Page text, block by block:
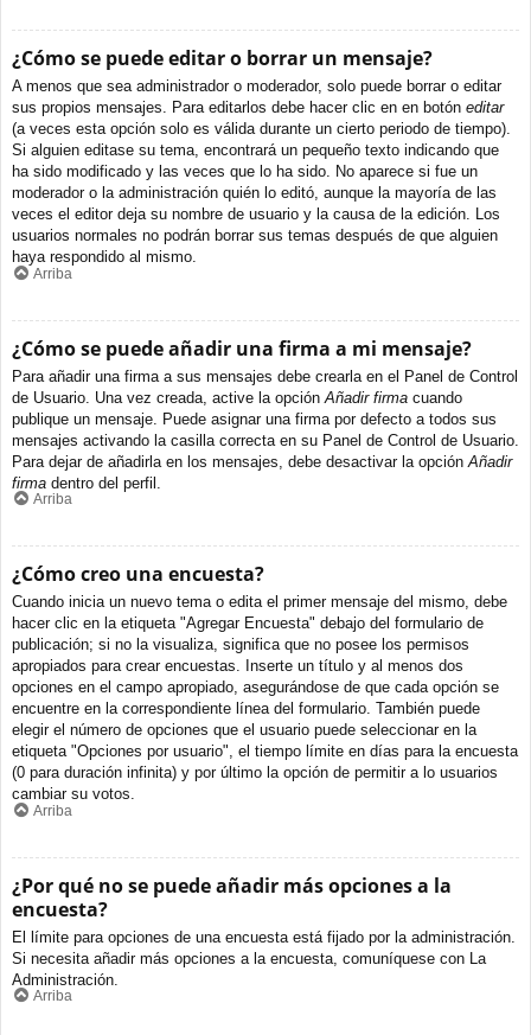
¿Cómo se puede editar o borrar un mensaje?
A menos que sea administrador o moderador, solo puede borrar o editar
sus propios mensajes. Para editarlos debe hacer clic en en botón editar
(a veces esta opción solo es válida durante un cierto periodo de tiempo).
Si alguien editase su tema, encontrará un pequeño texto indicando que
ha sido modificado y las veces que lo ha sido. No aparece si fue un
moderador o la administración quién lo editó, aunque la mayoría de las
veces el editor deja su nombre de usuario y la causa de la edición. Los
usuarios normales no podrán borrar sus temas después de que alguien
haya respondido al mismo.
Arriba
¿Cómo se puede añadir una firma a mi mensaje?
Para añadir una firma a sus mensajes debe crearla en el Panel de Control
de Usuario. Una vez creada, active la opción Añadir firma cuando
publique un mensaje. Puede asignar una firma por defecto a todos sus
mensajes activando la casilla correcta en su Panel de Control de Usuario.
Para dejar de añadirla en los mensajes, debe desactivar la opción Añadir
firma dentro del perfil.
Arriba
¿Cómo creo una encuesta?
Cuando inicia un nuevo tema o edita el primer mensaje del mismo, debe
hacer clic en la etiqueta "Agregar Encuesta" debajo del formulario de
publicación; si no la visualiza, significa que no posee los permisos
apropiados para crear encuestas. Inserte un título y al menos dos
opciones en el campo apropiado, asegurándose de que cada opción se
encuentre en la correspondiente línea del formulario. También puede
elegir el número de opciones que el usuario puede seleccionar en la
etiqueta "Opciones por usuario", el tiempo límite en días para la encuesta
(0 para duración infinita) y por último la opción de permitir a lo usuarios
cambiar su votos.
Arriba
¿Por qué no se puede añadir más opciones a la
encuesta?
El límite para opciones de una encuesta está fijado por la administración.
Si necesita añadir más opciones a la encuesta, comuníquese con La
Administración.
Arriba